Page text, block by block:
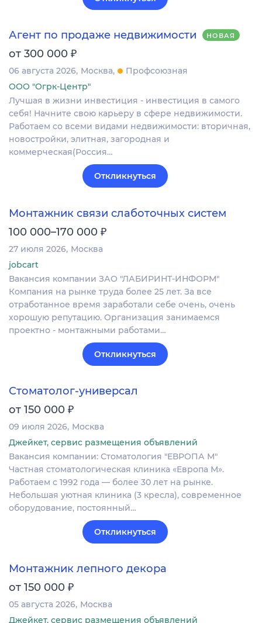
Агент по продаже недвижимости НОВАЯ
от 300 000 ₽
06 августа 2026 Москва
Профсоюзная
ООО "Огрк-Центр"
Лучшая в жизни инвестиция - инвестиция в самого
себя! Начните свою карьеру в сфере недвижимости.
Работаем со всеми видами недвижимости: вторичная,
новостройки, элитная, загородная и
коммерческая(Россия…
Откликнуться
Монтажник связи слаботочных систем
100 000–170 000 ₽
27 июля 2026 Москва
jobcart
Вакансия компании ЗАО "ЛАБИРИНТ-ИНФОРМ"
Компания на рынке труда более 25 лет. За все
отработанное время заработали себе очень, очень
хорошую репутацию. Организация занимаемся
проектно - монтажными работами…
Откликнуться
Стоматолог-универсал
от 150 000 ₽
09 июля 2026 Москва
Джейкет, сервис размещения объявлений
Вакансия компании: Стоматология "ЕВРОПА М"
Частная стоматологическая клиника «Европа М».
Работаем с 1992 года — более 30 лет на рынке.
Небольшая уютная клиника (3 кресла), современное
оборудование, постоянный…
Откликнуться
Монтажник лепного декора
от 150 000 ₽
05 августа 2026 Москва
Джейкет, сервис размещения объявлений